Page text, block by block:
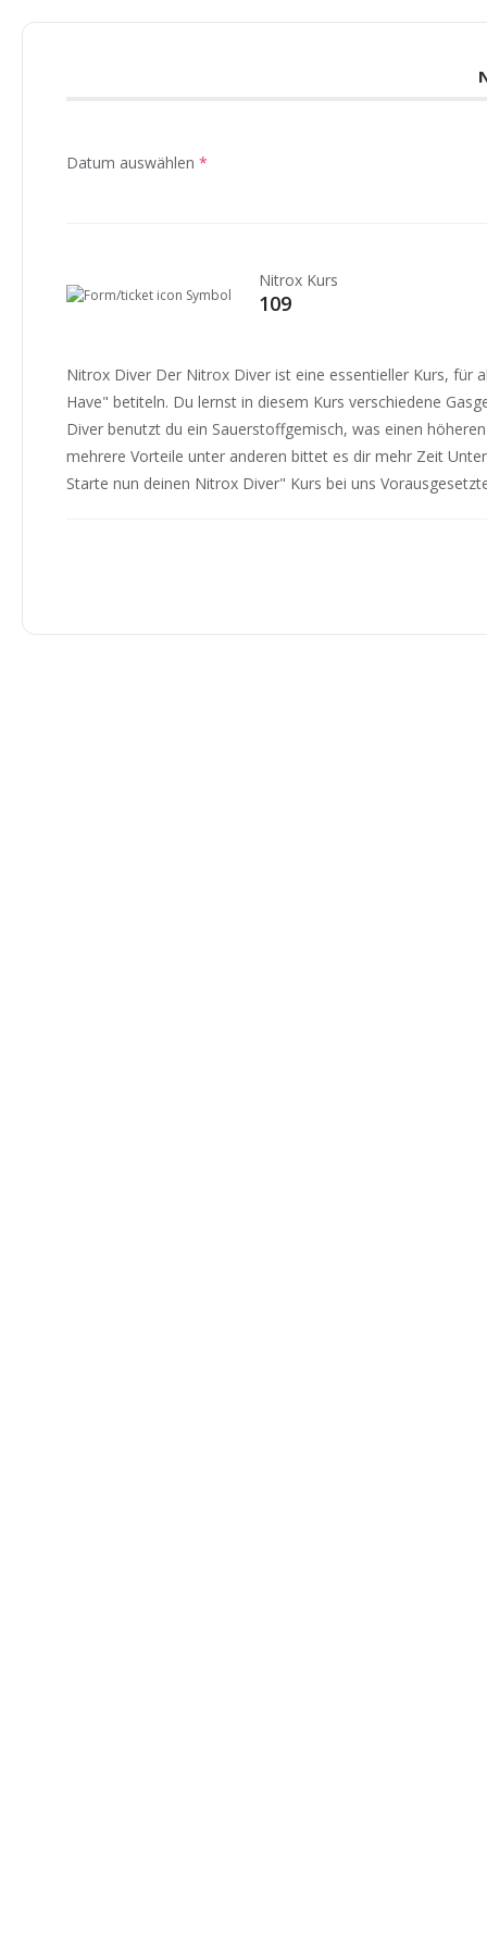
Datum auswählen *
Nitrox Kurs
109
Nitrox Diver Der Nitrox Diver ist eine essentieller Kurs, für
Have" betiteln. Du lernst in diesem Kurs verschiedene
Diver benutzt du ein Sauerstoffgemisch, was einen
mehrere Vorteile unter anderen bittet es dir mehr Zeit
Starte nun deinen Nitrox Diver" Kurs bei uns